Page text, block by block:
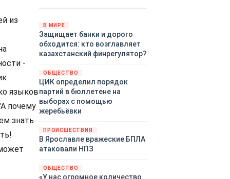
из
-
языков
почему
знать
«страны 404» в следующем
году. Однако киевские
временщики не торопятся
заключать мир - ведь есть
Политический кризис в
Британии и Германии, выборы
во Франции могут полностью
изменить геополитический
ландшафт в мире, пока
Зеленский ожидает выборов
в США.
В МИРЕ
Защищает банки и дорого
обходится: кто возглавляет
казахстанский финрегулятор?
ОБЩЕСТВО
ЦИК определил порядок
партий в бюллетене на
выборах с помощью
жеребьёвки
ПРОИСШЕСТВИЯ
В Ярославле вражеские БПЛА
атаковали НПЗ
ОБЩЕСТВО
«У нас огромное количество